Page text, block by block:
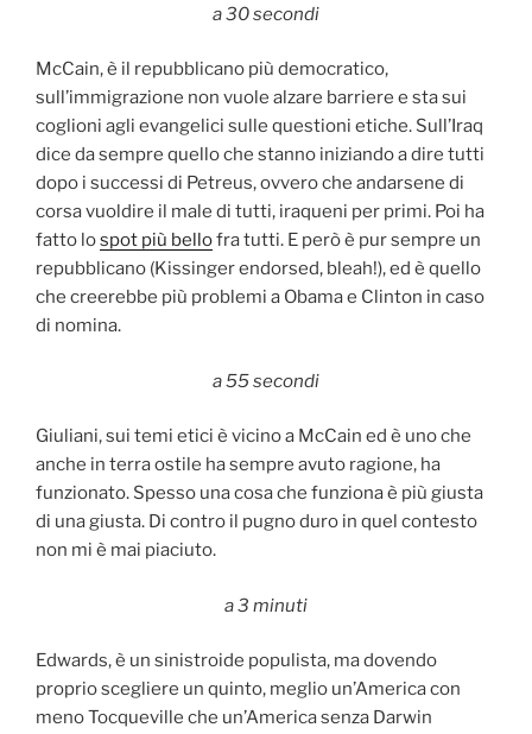
a 30 secondi
McCain, è il repubblicano più democratico,
sull’immigrazione non vuole alzare barriere e sta sui
coglioni agli evangelici sulle questioni etiche. Sull’Iraq
dice da sempre quello che stanno iniziando a dire tutti
dopo i successi di Petreus, ovvero che andarsene di
corsa vuoldire il male di tutti, iraqueni per primi. Poi ha
fatto lospot più bellofra tutti. E però è pur sempre un
repubblicano (Kissinger endorsed, bleah!), ed è quello
che creerebbe più problemi a Obama e Clinton in caso
di nomina.
a 55 secondi
Giuliani, sui temi etici è vicino a McCain ed è uno che
anche in terra ostile ha sempre avuto ragione, ha
funzionato. Spesso una cosa che funziona è più giusta
di una giusta. Di contro il pugno duro in quel contesto
non mi è mai piaciuto.
a 3 minuti
Edwards, è un sinistroide populista, ma dovendo
proprio scegliere un quinto, meglio un’America con
meno Tocqueville che un’America senza Darwin